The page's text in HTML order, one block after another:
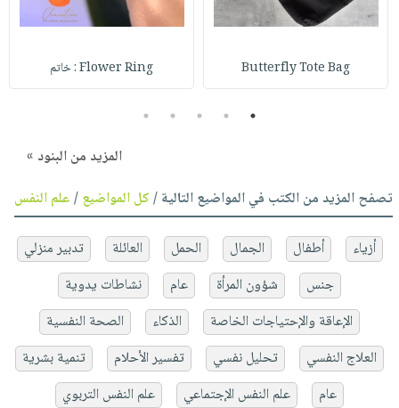
Butterfly Tote Bag Flower Ring : خاتم
1
2
3
4
5
المزيد من البنود »
تصفح المزيد من الكتب في المواضيع التالية /كل المواضيع/علم النفس
أزياء أطفال الجمال الحمل العائلة
تدبير منزلي
جنس
شؤون المرأة عام
نشاطات يدوية
الإعاقة والإحتياجات الخاصة
الذكاء
الصحة النفسية
العلاج النفسي
تحليل نفسي تفسير الأحلام
تنمية بشرية
عام
علم النفس الإجتماعي
علم النفس التربوي